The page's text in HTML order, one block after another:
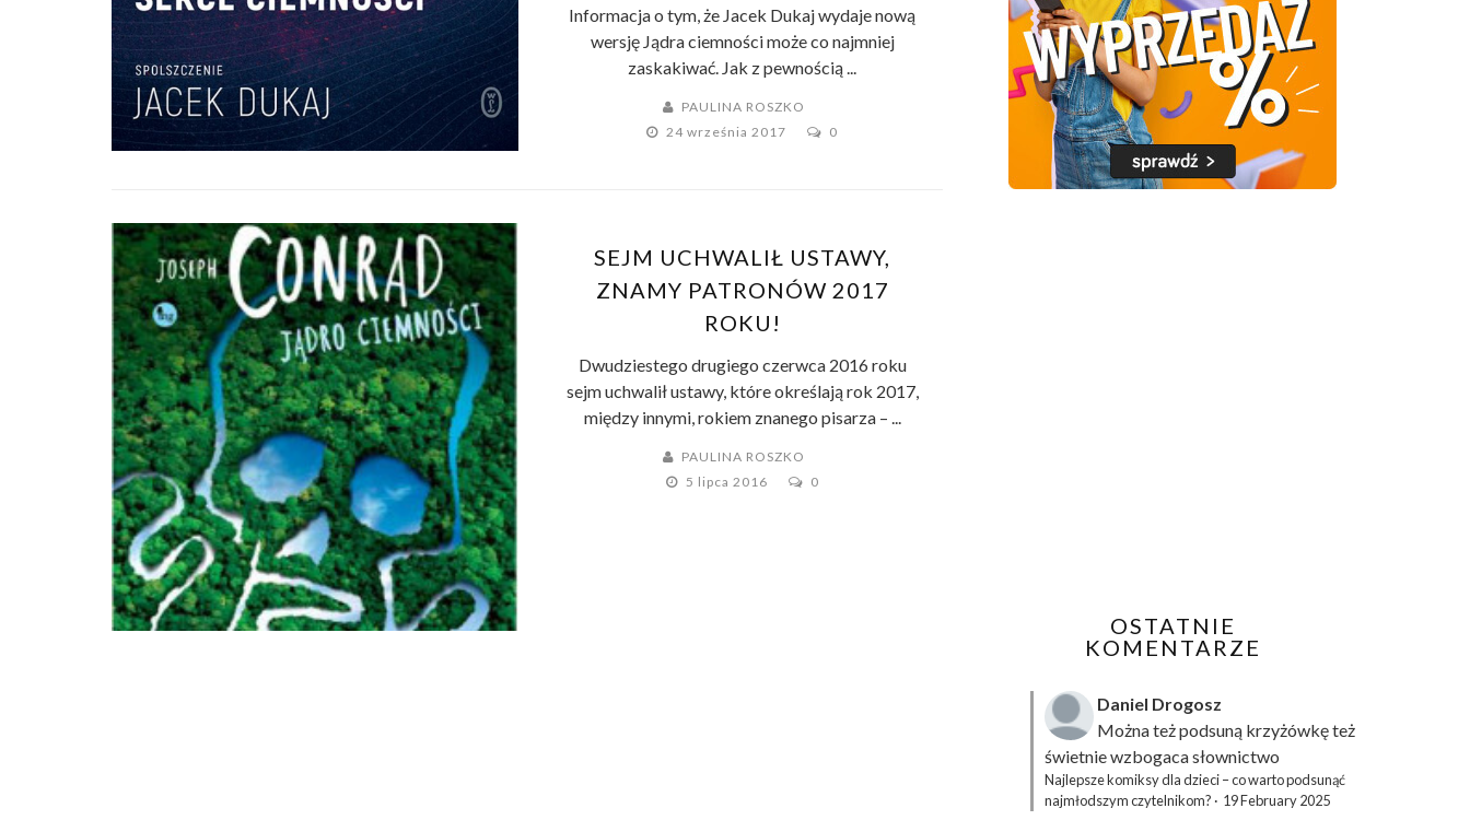
Informacja o tym, że Jacek Dukaj wydaje nową
wersję Jądra ciemności może co najmniej
zaskakiwać. Jak z pewnością ...
PAULINA ROSZKO
24 września 2017
0
SEJM UCHWALIŁ USTAWY,
ZNAMY PATRONÓW 2017
ROKU!
Dwudziestego drugiego czerwca 2016 roku
sejm uchwalił ustawy, które określają rok 2017,
między innymi, rokiem znanego pisarza – ...
PAULINA ROSZKO
5 lipca 2016
0
OSTATNIE
KOMENTARZE
Daniel Drogosz
Można też podsuną krzyżówkęteż
świetnie wzbogaca słownictwo
Najlepsze komiksy dla dzieci – co warto podsunąć
najmłodszym czytelnikom? · 19 February 2025